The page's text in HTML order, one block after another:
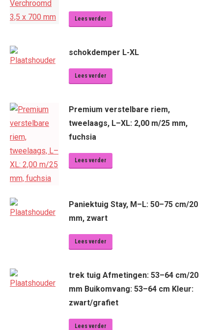
Lees verder
schokdemper L-XL
Lees verder
Premium verstelbare riem,
tweelaags, L–XL: 2,00 m/25 mm,
fuchsia
Lees verder
Paniektuig Stay, M–L: 50–75 cm/20
mm, zwart
Lees verder
trek tuig Afmetingen: 53–64 cm/20
mm Buikomvang: 53–64 cm Kleur:
zwart/grafiet
Lees verder